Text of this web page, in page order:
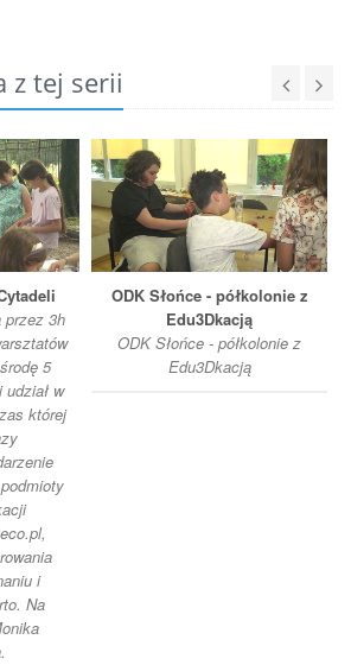
z tej serii
przez 3h
5
w
której
i
Na
ODK Słońce - półkolonie z
Edu3Dkacją
ODK Słońce - półkolonie z
Edu3Dkacją